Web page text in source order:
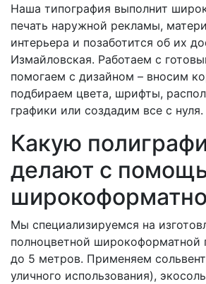
Наша типография выполнит
печать наружной рекламы,
интерьера и позаботится об их
Измайловская. Работаем с
помогаем с дизайном – вносим
подбираем цвета, шрифты,
графики или создадим все с нуля.
Какую
делают с
Мы специализируемся на
полноцветной широкоформатной
до 5 метров. Применяем
уличного использования),